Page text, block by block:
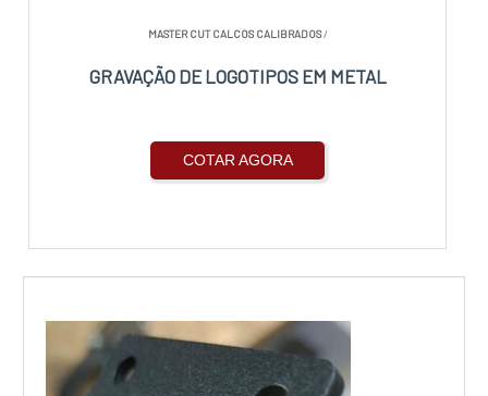
MASTER CUT CALCOS CALIBRADOS/
GRAVAÇÃO DE LOGOTIPOS EM METAL
COTAR AGORA